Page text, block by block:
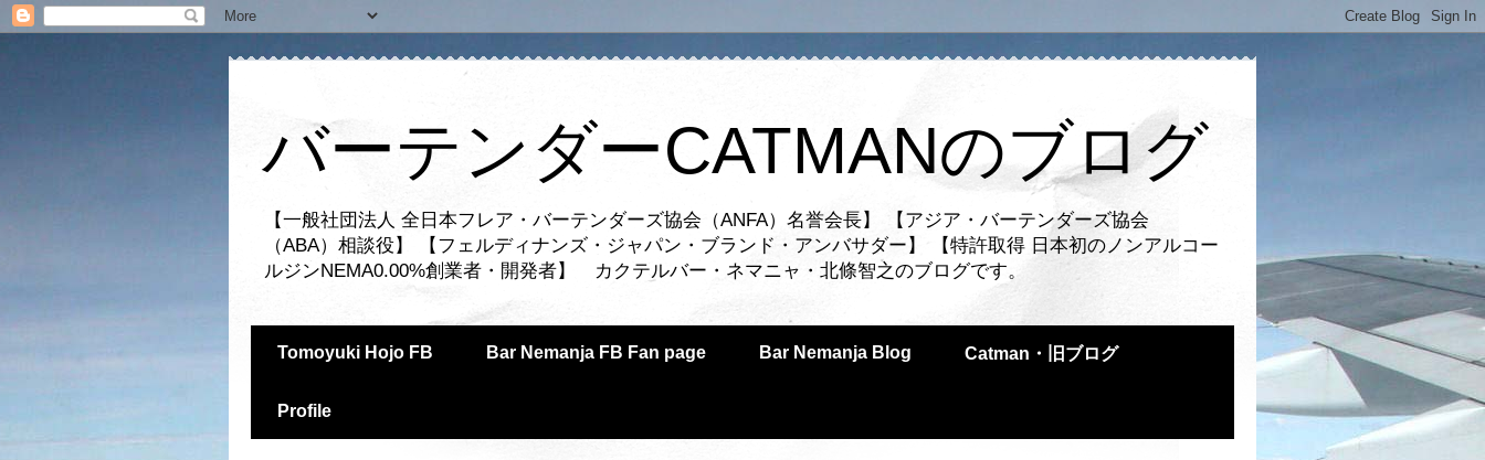
バーテンダーCATMANのブログ
【一般社団法人 全日本フレア・バーテンダーズ協会（ANFA）名誉会長】 【アジア・バーテンダーズ協会
（ABA）相談役】 【フェルディナンズ・ジャパン・ブランド・アンバサダー】 【特許取得 日本初のノンアルコー
ルジンNEMA0.00%創業者・開発者】 カクテルバー・ネマニャ・北條智之のブログです。
Tomoyuki Hojo FB Bar Nemanja FB Fan page Bar Nemanja Blog Catman・旧ブログ
Profile